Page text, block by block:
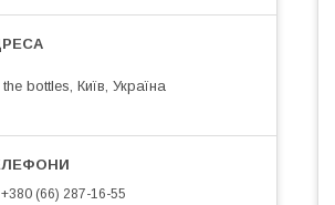
the bottles, Київ, Україна
+380 (66) 287-16-55